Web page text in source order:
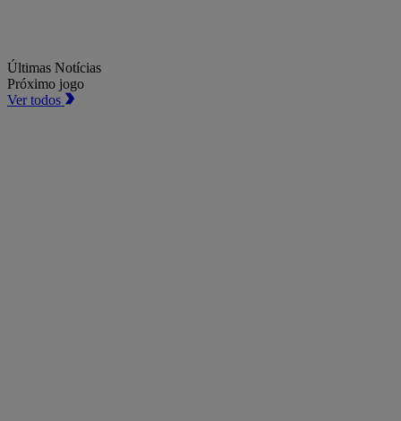
Últimas Notícias
Próximo jogo
Ver todos